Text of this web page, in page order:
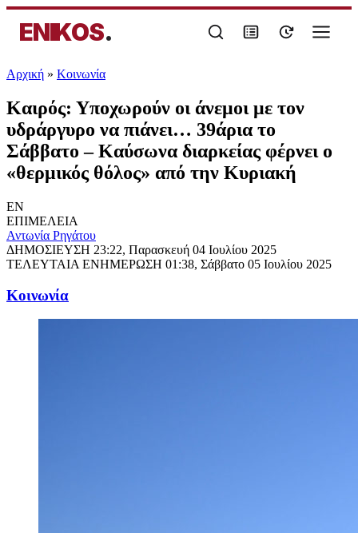
ENIKOS.
Αρχική » Κοινωνία
Καιρός: Υποχωρούν οι άνεμοι με τον
υδράργυρο να πιάνει… 39άρια το
Σάββατο – Καύσωνα διαρκείας φέρνει ο
«θερμικός θόλος» από την Κυριακή
EN
ΕΠΙΜΕΛΕΙΑ
Αντωνία Ρηγάτου
ΔΗΜΟΣΙΕΥΣΗ 23:22, Παρασκευή 04 Ιουλίου 2025
ΤΕΛΕΥΤΑΙΑ ΕΝΗΜΕΡΩΣΗ 01:38, Σάββατο 05 Ιουλίου 2025
Κοινωνία